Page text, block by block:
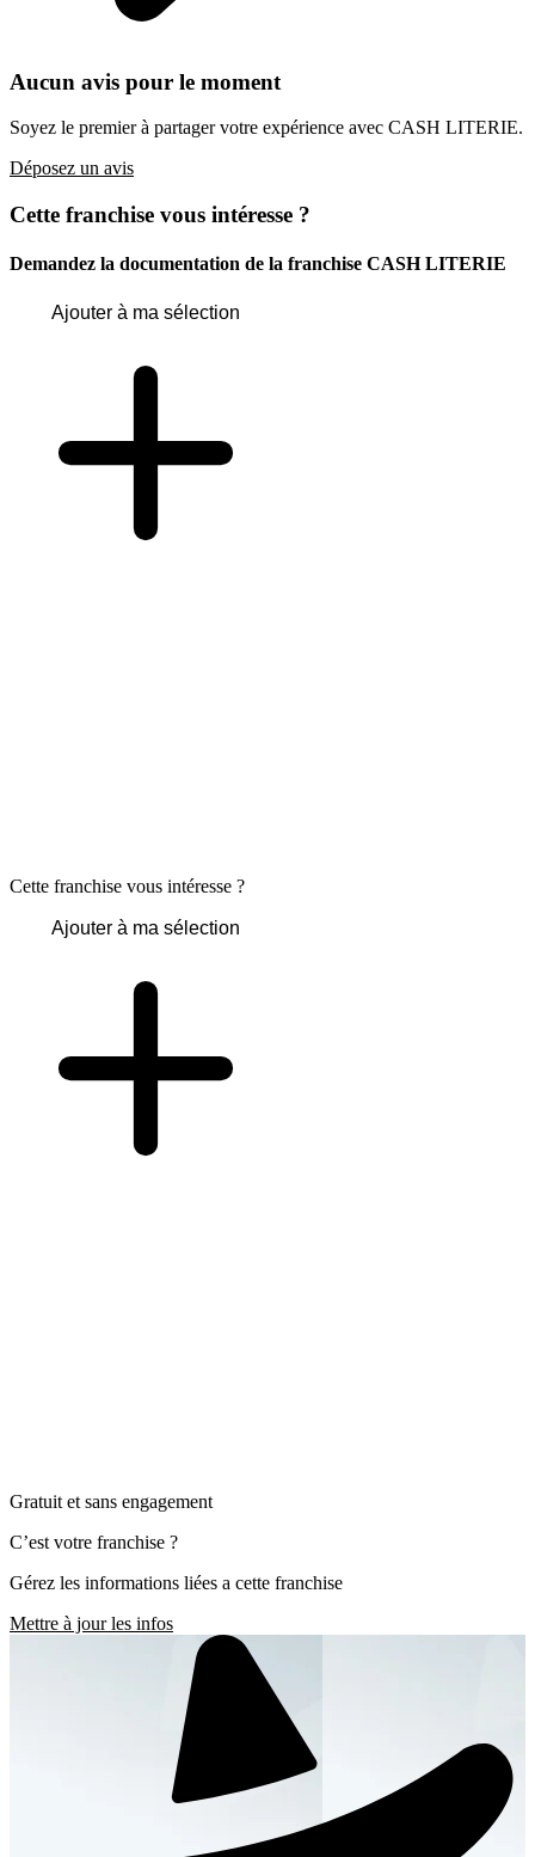
Aucun avis pour le moment
Soyez le premier à partager votre expérience avec CASH LITERIE.
Déposez un avis
Cette franchise vous intéresse ?
Demandez la documentation de la franchise CASH LITERIE
Ajouter à ma sélection
Cette franchise vous intéresse ?
Ajouter à ma sélection
Gratuit et sans engagement
C’est votre franchise ?
Gérez les informations liées a cette franchise
Mettre à jour les infos